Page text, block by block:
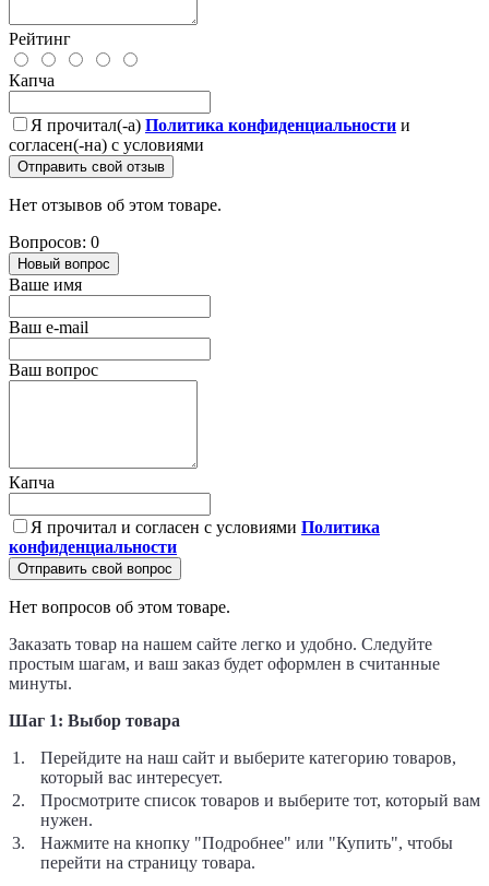
Рейтинг
Капча
Я прочитал(-а) Политика конфиденциальности и
согласен(-на) с условиями
Отправить свой отзыв
Нет отзывов об этом товаре.
Вопросов: 0
Новый вопрос
Ваше имя
Ваш e-mail
Ваш вопрос
Капча
Я прочитал и согласен с условиями Политика
конфиденциальности
Отправить свой вопрос
Нет вопросов об этом товаре.
Заказать товар на нашем сайте легко и удобно. Следуйте
простым шагам, и ваш заказ будет оформлен в считанные
минуты.
Шаг 1: Выбор товара
Перейдите на наш сайт и выберите категорию товаров,
который вас интересует.
Просмотрите список товаров и выберите тот, который вам
нужен.
Нажмите на кнопку "Подробнее" или "Купить", чтобы
перейти на страницу товара.